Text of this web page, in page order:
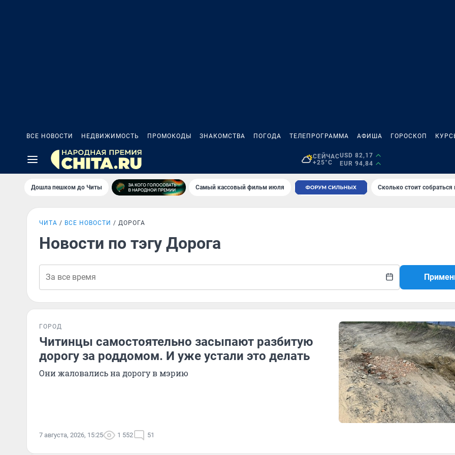
ВСЕ НОВОСТИ НЕДВИЖИМОСТЬ ПРОМОКОДЫ ЗНАКОМСТВА ПОГОДА ТЕЛЕПРОГРАММА АФИША ГОРОСКОП
СЕЙЧАС
+25°C
USD 82,17
EUR 94,84
Дошла пешком до Читы Самый кассовый фильм июля Сколько стоит
ЧИТА ВСЕ НОВОСТИ ДОРОГА
Новости по тэгу Дорога
ГОРОД
Читинцы самостоятельно засыпают разбитую
дорогу за роддомом. И уже устали это делать
Они жаловались на дорогу в мэрию
7 августа, 2026, 15:25 1 552 51